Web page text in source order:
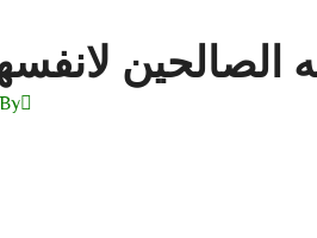
الصالحين
By: